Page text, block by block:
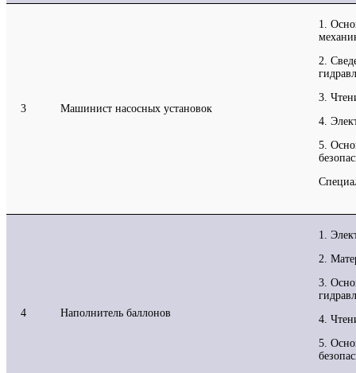
3 Машинист насосных установок
1.
2.
3.
4.
5.
4 Наполнитель баллонов
1.
2.
3.
4.
5.